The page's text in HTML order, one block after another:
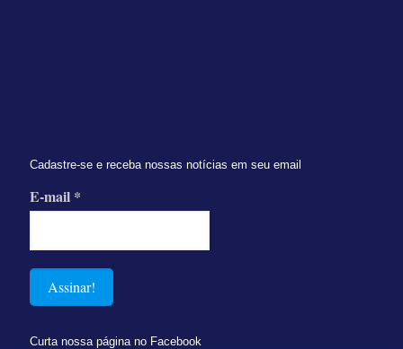
Cadastre-se e receba nossas notícias em seu email
E-mail *
Curta nossa página no Facebook